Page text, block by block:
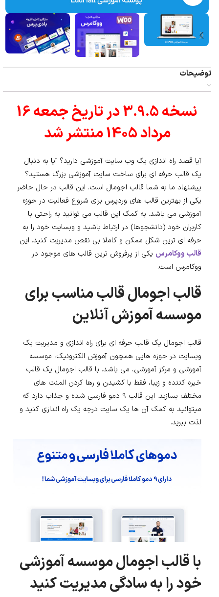
توضیحات
نسخه 3.9.5 در تاریخ جمعه 16
مرداد 1405 منتشر شد
آیا قصد راه اندازی یک وب سایت آموزشی دارید؟ آیا به دنبال
یک قالب حرفه ای برای ساخت سایت آموزشی بزرگ هستید؟
پیشنهاد ما به شما قالب اجومال است. این قالب در حال حاضر
یکی از بهترین قالب های وردپرس برای شروع فعالیت در حوزه
آموزشی می باشد. به کمک این قالب می توانید به راحتی با
کاربران خود (دانشجوها) در ارتباط باشید و وبسایت خود را به
حرفه ای ترین شکل ممکن و کاملا بی نقص مدیریت کنید. این
قالب ووکامرس یکی از پرفروش ترین قالب های موجود در
ووکامرس است.
قالب اجومال قالب مناسب برای
موسسه آموزش آنلاین
قالب اجومال یک قالب حرفه ای برای راه اندازی و مدیریت یک
وبسایت در حوزه هایی همچون آموزش الکترونیک، موسسه
آموزشی و مرکز آموزشی، می باشد. با قالب اجومال یک قالب
خیره کننده و زیبا، فقط با کشیدن و رها کردن المنت های
مختلف بسازید. این قالب 9 دمو فارسی شده و جذاب دارد که
میتوانید به کمک آن ها یک سایت درجه یک راه اندازی کنید و
لذت ببرید.
با قالب اجومال موسسه آموزشی
خود را به سادگی مدیریت کنید